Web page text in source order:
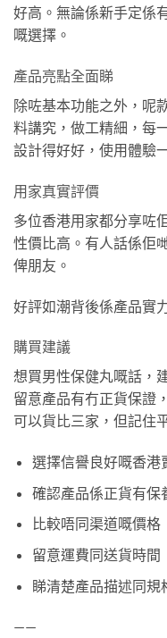
好高。無論係新手定係
嘅選擇。
產品亮點全面睇
除咗基本功能之外，呢
料講究，做工精細，每
設計得好好，使用體驗
用家真實評價
多位香港用家都分享咗
性價比高。有人話係佢
俾朋友。
好評如潮背後係產品實
購買建議
想買男性保健丸嘅話，
留意產品有冇正貨保證
可以貨比三家，但記住
選擇信譽良好嘅香港
確認產品係正貨有保
比較唔同渠道嘅價格
留意運費同送貨時間
睇清楚產品描述同規
——